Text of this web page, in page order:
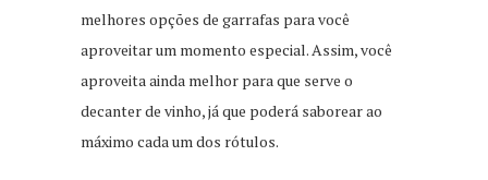
melhores opções de garrafas para você
aproveitar um momento especial. Assim, você
aproveita ainda melhor para que serve o
decanter de vinho, já que poderá saborear ao
máximo cada um dos rótulos.